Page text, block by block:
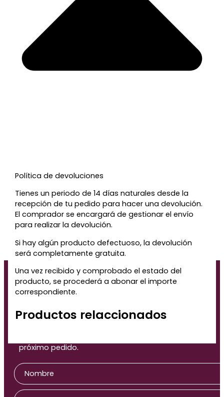
Política de devoluciones
Tienes un periodo de 14 días naturales desde la
recepción de tu pedido para hacer una devolución.
El comprador se encargará de gestionar el envío
para realizar la devolución.
Si hay algún producto defectuoso, la devolución
será completamente gratuita.
Una vez recibido y comprobado el estado del
producto, se procederá a abonar el importe
correspondiente.
Productos relaccionados
Te regalamos un 5% de
descuento para tu
próximo pedido.